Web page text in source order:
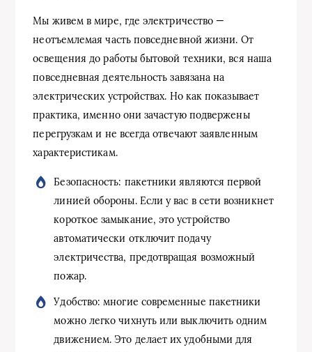
Мы живем в мире, где электричество —
неотъемлемая часть повседневной жизни. От
освещения до работы бытовой техники, вся наша
повседневная деятельность завязана на
электрических устройствах. Но как показывает
практика, именно они зачастую подвержены
перегрузкам и не всегда отвечают заявленным
характеристикам.
Безопасность: пакетники являются первой
линией обороны. Если у вас в сети возникнет
короткое замыкание, это устройство
автоматически отключит подачу
электричества, предотвращая возможный
пожар.
Удобство: многие современные пакетники
можно легко чихнуть или выключить одним
движением. Это делает их удобными для